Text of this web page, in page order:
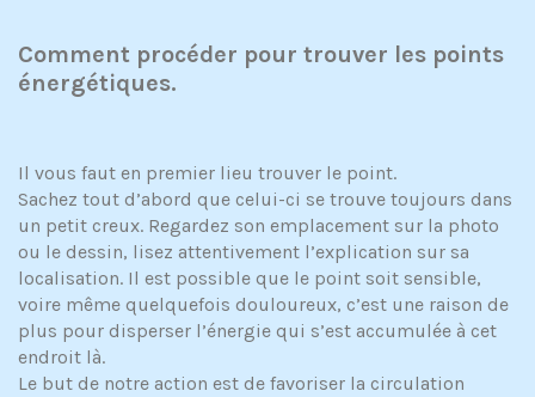
Comment procéder pour trouver les points
énergétiques.
Il vous faut en premier lieu trouver le point.
Sachez tout d’abord que celui-ci se trouve toujours dans
un petit creux. Regardez son emplacement sur la photo
ou le dessin, lisez attentivement l’explication sur sa
localisation. Il est possible que le point soit sensible,
voire même quelquefois douloureux, c’est une raison de
plus pour disperser l’énergie qui s’est accumulée à cet
endroit là.
Le but de notre action est de favoriser la circulation